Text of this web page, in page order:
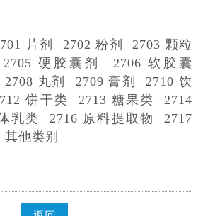
片剂 2702 粉剂2703 颗粒
2705 硬胶囊剂 2706 软胶囊
2708 丸剂 2709 膏剂2710 饮
饼干类 2713 糖果类2714
体乳类2716 原料提取物2717
其他类别